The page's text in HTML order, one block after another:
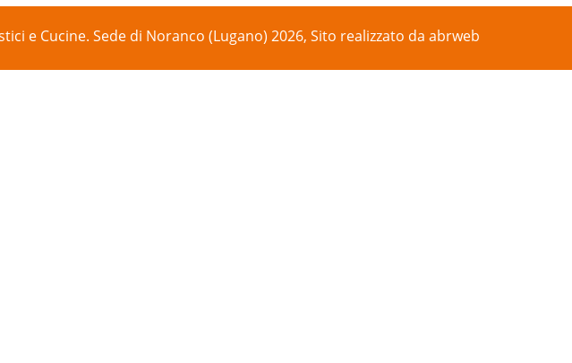
e Cucine. Sede di Noranco (Lugano) 2026, Sito realizzato da abrweb